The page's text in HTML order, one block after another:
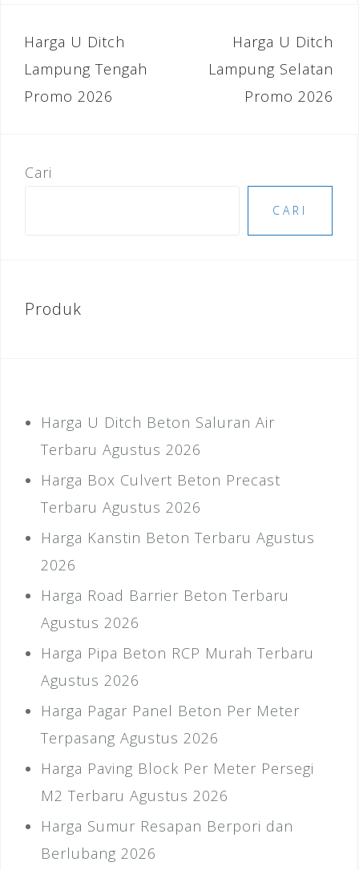
b
o
o
k
r
n
Navigasi
pos
Harga U Ditch
Lampung Tengah
Promo 2026
Harga U Ditch
Lampung Selatan
Promo 2026
Cari
CARI
Produk
Harga U Ditch Beton Saluran Air
Terbaru Agustus 2026
Harga Box Culvert Beton Precast
Terbaru Agustus 2026
Harga Kanstin Beton Terbaru Agustus
2026
Harga Road Barrier Beton Terbaru
Agustus 2026
Harga Pipa Beton RCP Murah Terbaru
Agustus 2026
Harga Pagar Panel Beton Per Meter
Terpasang Agustus 2026
Harga Paving Block Per Meter Persegi
M2 Terbaru Agustus 2026
Harga Sumur Resapan Berpori dan
Berlubang 2026